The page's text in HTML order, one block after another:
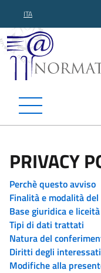
ITA
PRIVACY
Perchè questo avviso
Finalità e modalità
Base giuridica e
Tipi di dati trattati
Natura del
Diritti degli interessati
Modifiche alla